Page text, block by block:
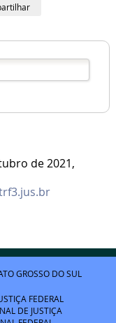
de 2021,
GROSSO DO SUL
FEDERAL
DE JUSTIÇA